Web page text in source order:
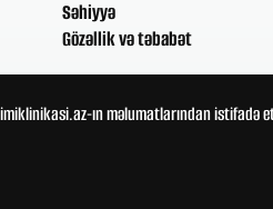
Səhiyyə
Gözəllik və təbabət
ın məlumatlarından